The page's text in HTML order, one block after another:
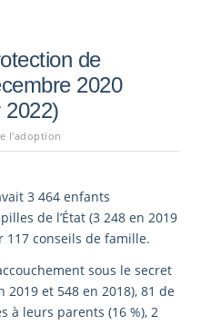
de
2020
2022)
l'adoption
3 464 enfants
de l’État (3 248 en 2019
117 conseils de famille.
sous le secret
et 548 en 2018), 81 de
à leurs parents (16 %), 2